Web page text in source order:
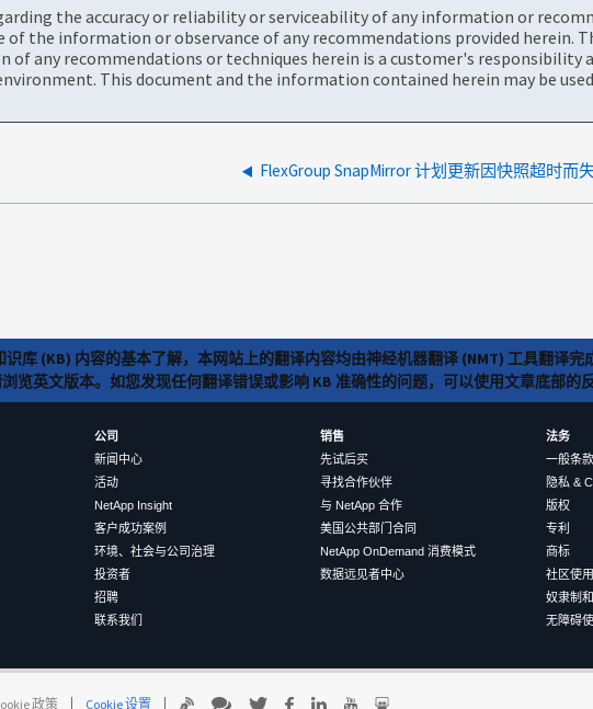
the accuracy or reliability or serviceability of any information or
the information or observance of any recommendations provided herein.
any recommendations or techniques herein is a customer's responsibility
This document and the information contained herein may be
FlexGroup SnapMirror 计划更新因快照超时而
识库 (KB) 内容的基本了解，本网站上的翻译内容均由神经机器翻译 (NMT) 工具翻译
览英文版本。如您发现任何翻译错误或影响 KB 准确性的问题，可以使用文章底部的
公司
新闻中心
活动
NetApp Insight
客户成功案例
环境、社会与公司治理
投资者
招聘
联系我们
销售
先试后买
寻找合作伙伴
与 NetApp 合作
美国公共部门合同
NetApp OnDemand 消费模式
数据远见者中心
法务
一般条
隐私 &
版权
专利
商标
社区使
奴隶制
无障碍
政策 Cookie 设置